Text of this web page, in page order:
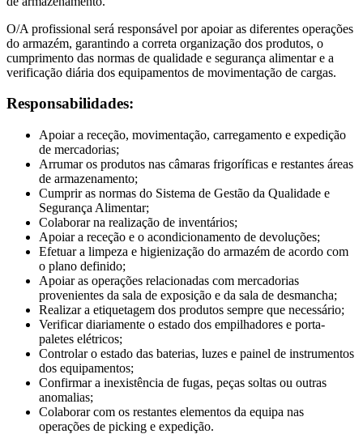
O/A profissional será responsável por apoiar as diferentes operações
do armazém, garantindo a correta organização dos produtos, o
cumprimento das normas de qualidade e segurança alimentar e a
verificação diária dos equipamentos de movimentação de cargas.
Responsabilidades:
Apoiar a receção, movimentação, carregamento e expedição
de mercadorias;
Arrumar os produtos nas câmaras frigoríficas e restantes áreas
de armazenamento;
Cumprir as normas do Sistema de Gestão da Qualidade e
Segurança Alimentar;
Colaborar na realização de inventários;
Apoiar a receção e o acondicionamento de devoluções;
Efetuar a limpeza e higienização do armazém de acordo com
o plano definido;
Apoiar as operações relacionadas com mercadorias
provenientes da sala de exposição e da sala de desmancha;
Realizar a etiquetagem dos produtos sempre que necessário;
Verificar diariamente o estado dos empilhadores e porta-
paletes elétricos;
Controlar o estado das baterias, luzes e painel de instrumentos
dos equipamentos;
Confirmar a inexistência de fugas, peças soltas ou outras
anomalias;
Colaborar com os restantes elementos da equipa nas
operações de picking e expedição.